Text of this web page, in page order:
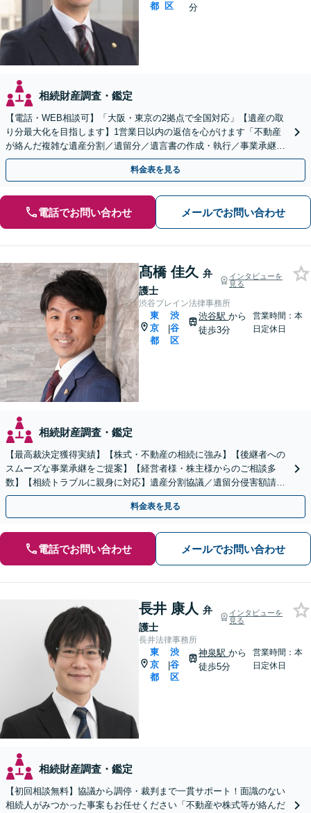
都
区
分
相続財産調査・鑑定
【電話・WEB相談可】「大阪・東京の2拠点で全国対応」【遺産の取
り分最大化を目指します】1営業日以内の返信を心がけます「不動産
が絡んだ複雑な遺産分割／遺留分／遺言書の作成・執行／事業承継な
ど、お任せください」【休日相談あり】
料金表を見る
電話でお問い合わせ メールでお問い合わせ
髙橋 佳久 弁
護士
インタビューを
見る
渋谷ブレイン法律事務所
東
京
都
|
渋
谷
区
渋谷駅から
徒歩3分
営業時間：本
日定休日
相続財産調査・鑑定
【最高裁決定獲得実績】【株式・不動産の相続に強み】【後継者への
スムーズな事業承継をご提案】【経営者様・株主様からのご相談多
数】【相続トラブルに親身に対応】遺産分割協議／遺留分侵害額請求
／遺言書作成も丁寧に対応【40分相談無料】【渋谷駅3分】
料金表を見る
電話でお問い合わせ メールでお問い合わせ
長井 康人 弁
護士
インタビューを
見る
長井法律事務所
東
京
都
|
渋
谷
区
神泉駅から
徒歩5分
営業時間：本
日定休日
相続財産調査・鑑定
【初回相談無料】協議から調停・裁判まで一貫サポート！面識のない
相続人がみつかった事案もお任せください「不動産や株式等が絡んだ